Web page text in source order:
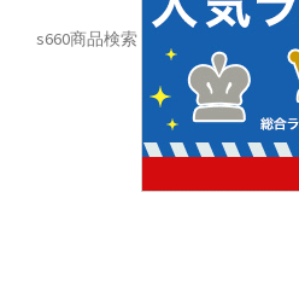
s660商品検索